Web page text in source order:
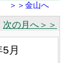
＞＞金山へ
次の月へ＞＞
月